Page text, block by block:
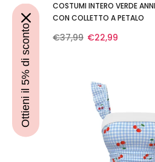
COSTUMI INTERO VERDE
CON COLLETTO A PETALO
€37,99 €22,99
Ottieni il 5% di sconto